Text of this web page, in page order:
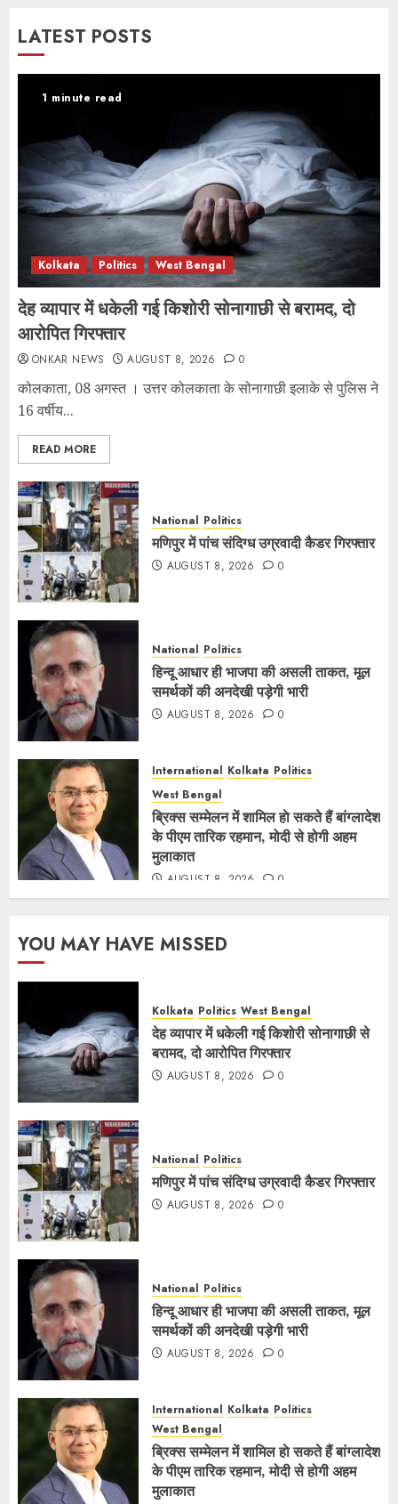
LATEST POSTS
1 minute read
Kolkata Politics West Bengal
देह व्यापार में धकेली गई किशोरी सोनागाछी से बरामद, दो
आरोपित गिरफ्तार
ONKAR NEWS AUGUST 8, 2026 0
कोलकाता, 08 अगस्त । उत्तर कोलकाता के सोनागाछी इलाके से पुलिस ने
16 वर्षीय...
READ MORE
National Politics
मणिपुर में पांच संदिग्ध उग्रवादी कैडर गिरफ्तार
AUGUST 8, 2026 0
National Politics
हिन्दू आधार ही भाजपा की असली ताकत, मूल
समर्थकों की अनदेखी पड़ेगी भारी
AUGUST 8, 2026 0
International Kolkata Politics
West Bengal
ब्रिक्स सम्मेलन में शामिल हाे सकते हैं बांग्लादेश
के पीएम तारिक रहमान, मोदी से होगी अहम
मुलाकात
AUGUST 8, 2026 0
YOU MAY HAVE MISSED
Kolkata Politics West Bengal
देह व्यापार में धकेली गई किशोरी सोनागाछी से
बरामद, दो आरोपित गिरफ्तार
AUGUST 8, 2026 0
National Politics
मणिपुर में पांच संदिग्ध उग्रवादी कैडर गिरफ्तार
AUGUST 8, 2026 0
National Politics
हिन्दू आधार ही भाजपा की असली ताकत, मूल
समर्थकों की अनदेखी पड़ेगी भारी
AUGUST 8, 2026 0
International Kolkata Politics
West Bengal
ब्रिक्स सम्मेलन में शामिल हाे सकते हैं बांग्लादेश
के पीएम तारिक रहमान, मोदी से होगी अहम
मुलाकात